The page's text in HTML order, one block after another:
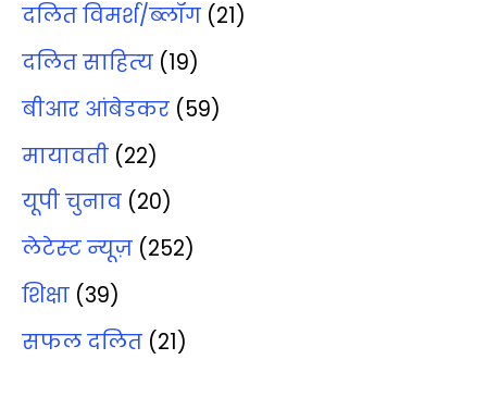
दलित विमर्श/ब्‍लॉग (21)
दलित साहित्‍य (19)
बीआर आंबेडकर (59)
मायावती (22)
यूपी चुनाव (20)
लेटेस्‍ट न्‍यूज़ (252)
शिक्षा (39)
सफल दलित (21)